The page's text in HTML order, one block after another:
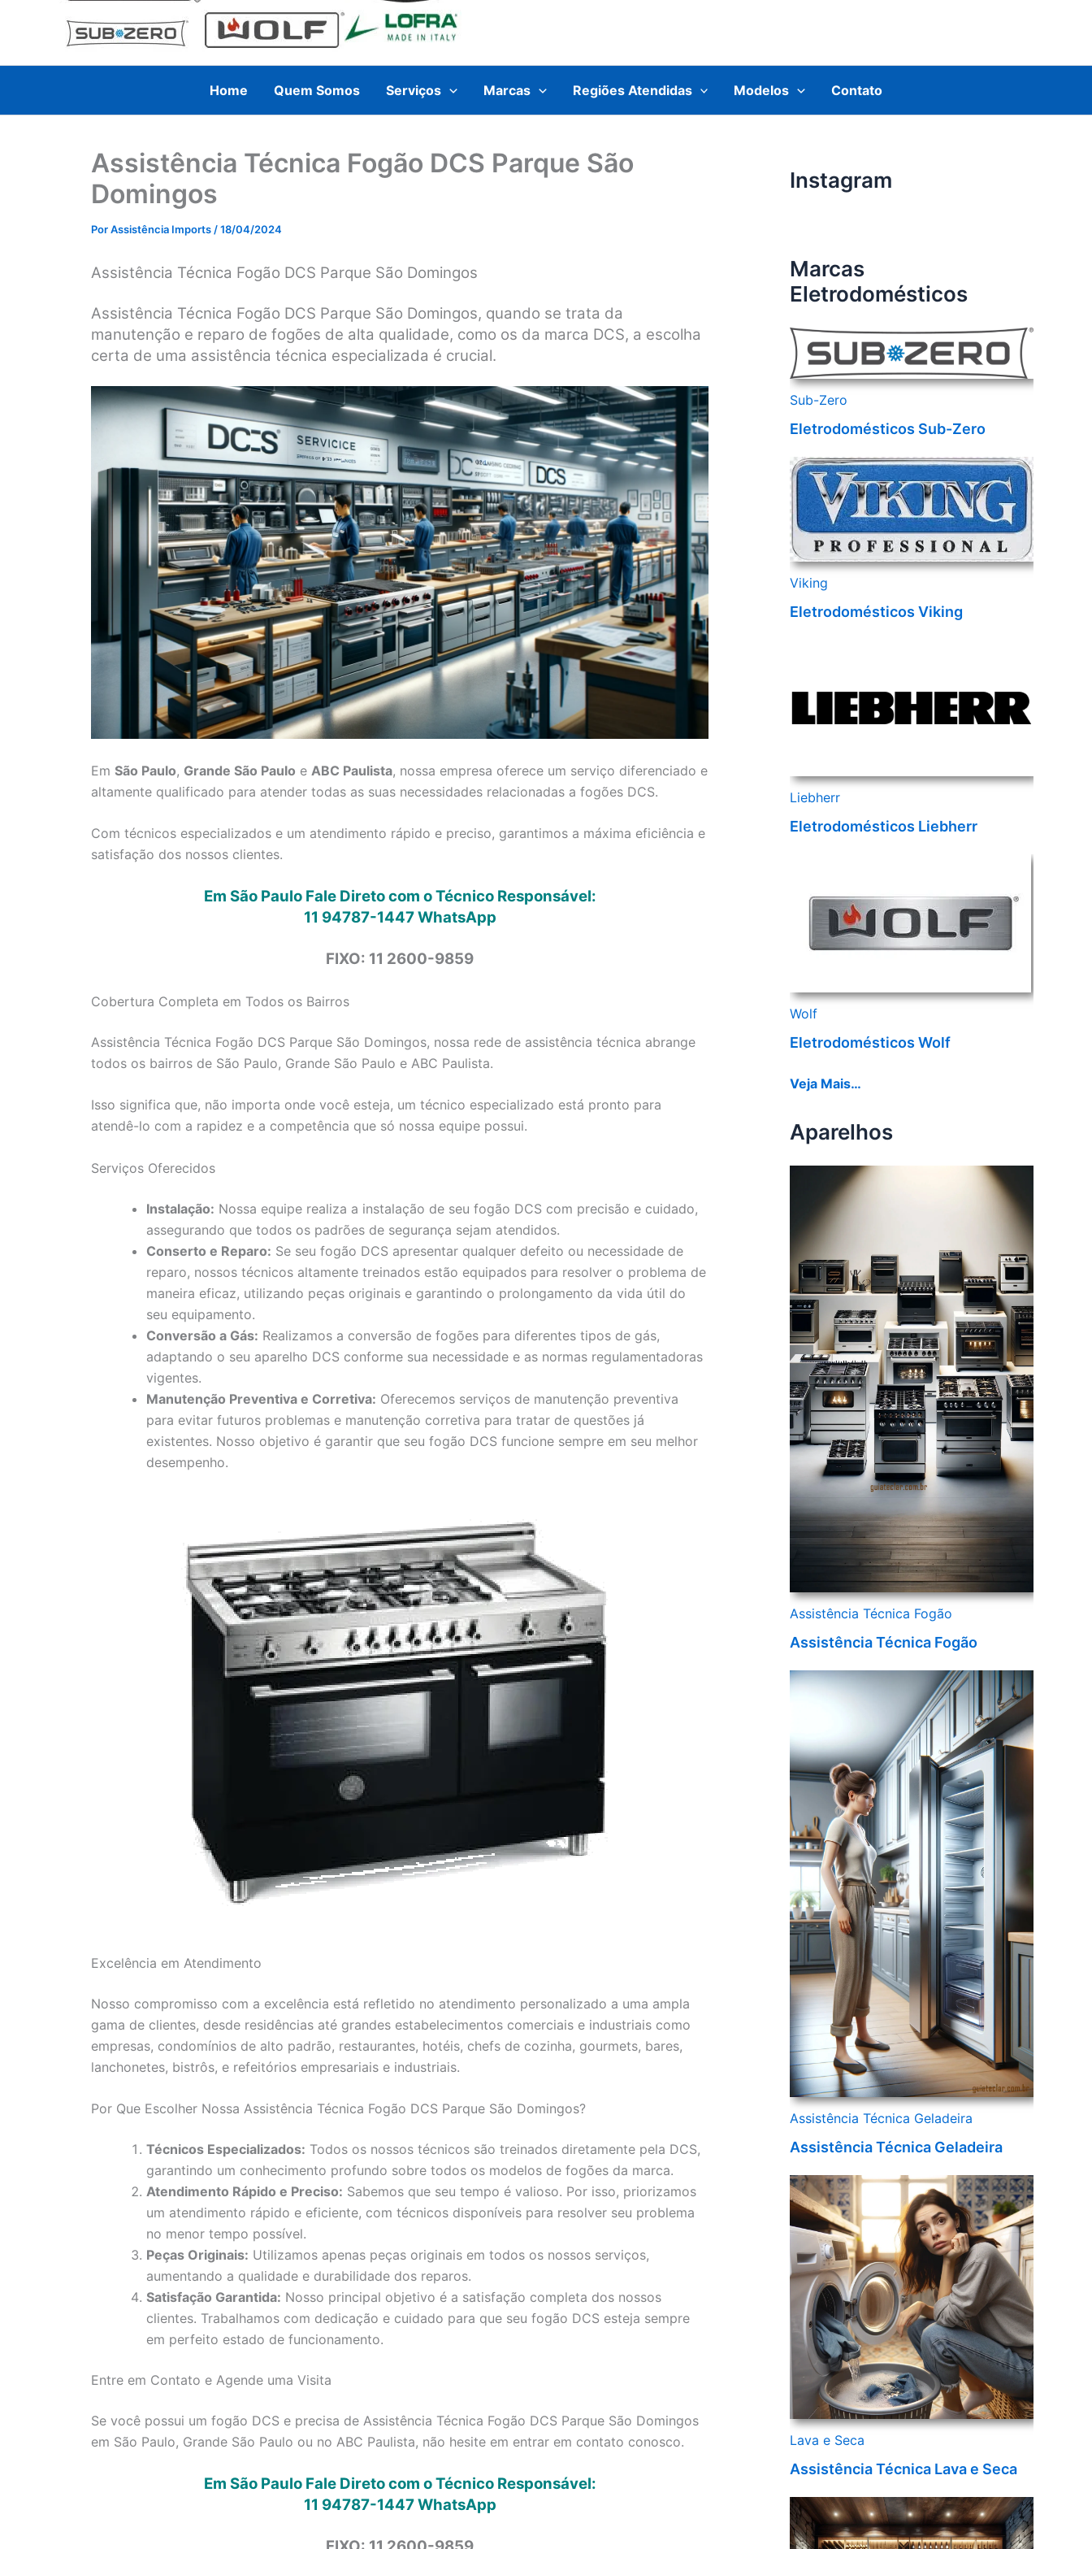
Home Quem Somos Serviços Marcas Regiões Atendidas Modelos Contato
Assistência Técnica Fogão DCS Parque São
Domingos
PorAssistência Imports /18/04/2024
Assistência Técnica Fogão DCS Parque São Domingos
Assistência Técnica Fogão DCS Parque São Domingos, quando se trata da
manutenção e reparo de fogões de alta qualidade, como os da marca DCS, a escolha
certa de uma assistência técnica especializada é crucial.
Em São Paulo, Grande São Paulo e ABC Paulista, nossa empresa oferece um serviço diferenciado e
altamente qualificado para atender todas as suas necessidades relacionadas a fogões DCS.
Com técnicos especializados e um atendimento rápido e preciso, garantimos a máxima eficiência e
satisfação dos nossos clientes.
Em São Paulo Fale Direto com o Técnico Responsável:
11 94787-1447WhatsApp
FIXO: 11 2600-9859
Cobertura Completa em Todos os Bairros
Assistência Técnica Fogão DCS Parque São Domingos, nossa rede de assistência técnica abrange
todos os bairros de São Paulo, Grande São Paulo e ABC Paulista.
Isso significa que, não importa onde você esteja, um técnico especializado está pronto para
atendê-lo com a rapidez e a competência que só nossa equipe possui.
Serviços Oferecidos
Instalação: Nossa equipe realiza a instalação de seu fogão DCS com precisão e cuidado,
assegurando que todos os padrões de segurança sejam atendidos.
Conserto e Reparo: Se seu fogão DCS apresentar qualquer defeito ou necessidade de
reparo, nossos técnicos altamente treinados estão equipados para resolver o problema de
maneira eficaz, utilizando peças originais e garantindo o prolongamento da vida útil do
seu equipamento.
Conversão a Gás: Realizamos a conversão de fogões para diferentes tipos de gás,
adaptando o seu aparelho DCS conforme sua necessidade e as normas regulamentadoras
vigentes.
Manutenção Preventiva e Corretiva: Oferecemos serviços de manutenção preventiva
para evitar futuros problemas e manutenção corretiva para tratar de questões já
existentes. Nosso objetivo é garantir que seu fogão DCS funcione sempre em seu melhor
desempenho.
Excelência em Atendimento
Nosso compromisso com a excelência está refletido no atendimento personalizado a uma ampla
gama de clientes, desde residências até grandes estabelecimentos comerciais e industriais como
empresas, condomínios de alto padrão, restaurantes, hotéis, chefs de cozinha, gourmets, bares,
lanchonetes, bistrôs, e refeitórios empresariais e industriais.
Por Que Escolher Nossa Assistência Técnica Fogão DCS Parque São Domingos?
Técnicos Especializados: Todos os nossos técnicos são treinados diretamente pela DCS,
garantindo um conhecimento profundo sobre todos os modelos de fogões da marca.
Atendimento Rápido e Preciso: Sabemos que seu tempo é valioso. Por isso, priorizamos
um atendimento rápido e eficiente, com técnicos disponíveis para resolver seu problema
no menor tempo possível.
Peças Originais: Utilizamos apenas peças originais em todos os nossos serviços,
aumentando a qualidade e durabilidade dos reparos.
Satisfação Garantida: Nosso principal objetivo é a satisfação completa dos nossos
clientes. Trabalhamos com dedicação e cuidado para que seu fogão DCS esteja sempre
em perfeito estado de funcionamento.
Entre em Contato e Agende uma Visita
Se você possui um fogão DCS e precisa de Assistência Técnica Fogão DCS Parque São Domingos
em São Paulo, Grande São Paulo ou no ABC Paulista, não hesite em entrar em contato conosco.
Em São Paulo Fale Direto com o Técnico Responsável:
11 94787-1447WhatsApp
Instagram
Marcas
Eletrodomésticos
Sub-Zero
Eletrodomésticos Sub-Zero
Viking
Eletrodomésticos Viking
Liebherr
Eletrodomésticos Liebherr
Wolf
Eletrodomésticos Wolf
Veja Mais…
Aparelhos
Assistência Técnica Fogão
Assistência Técnica Fogão
Assistência Técnica Geladeira
Assistência Técnica Geladeira
Lava e Seca
Assistência Técnica Lava e Seca